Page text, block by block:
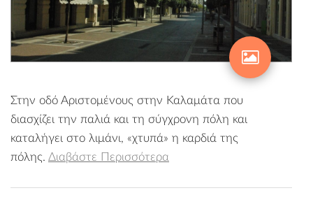
Στην οδό Αριστομένους στην Καλαμάτα που
διασχίζει την παλιά και τη σύγχρονη πόλη και
καταλήγει στο λιμάνι, «χτυπά» η καρδιά της
πόλης. Διαβάστε Περισσότερα